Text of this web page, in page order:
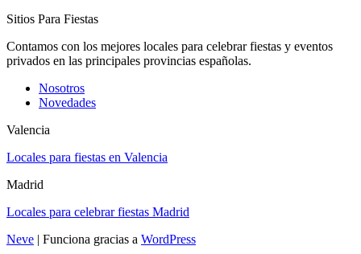
Sitios Para Fiestas
Contamos con los mejores locales para celebrar fiestas y eventos
privados en las principales provincias españolas.
Nosotros
Novedades
Valencia
Locales para fiestas en Valencia
Madrid
Locales para celebrar fiestas Madrid
Neve | Funciona gracias a WordPress